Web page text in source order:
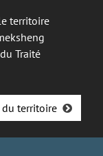
territoire
Traité
du territoire